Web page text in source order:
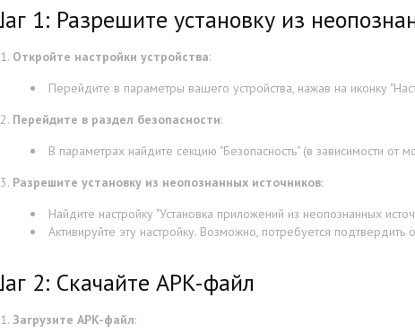
1: Разрешите установку из
Откройте настройки устройства:
Перейдите в параметры вашего устройства, нажав на иконку
Перейдите в раздел безопасности:
В параметрах найдите секцию "Безопасность" (в зависимости от
Разрешите установку из неопознанных источников:
Найдите настройку "Установка приложений из неопознанных
Активируйте эту настройку. Возможно, потребуется подтвердить
2: Скачайте APK-файл
Загрузите APK-файл: